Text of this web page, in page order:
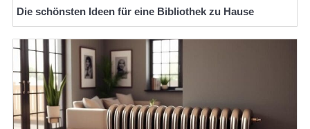
Die schönsten Ideen für eine Bibliothek zu Hause